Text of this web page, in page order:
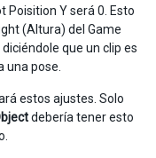
Poisition Y será 0. Esto
(Altura) del Game
que un clip es
una pose.
estos ajustes. Solo
debería tener esto